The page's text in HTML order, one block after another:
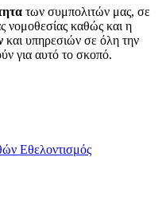
των συμπολιτών μας, σε
νομοθεσίας καθώς και η
και υπηρεσιών σε όλη την
για αυτό το σκοπό.​